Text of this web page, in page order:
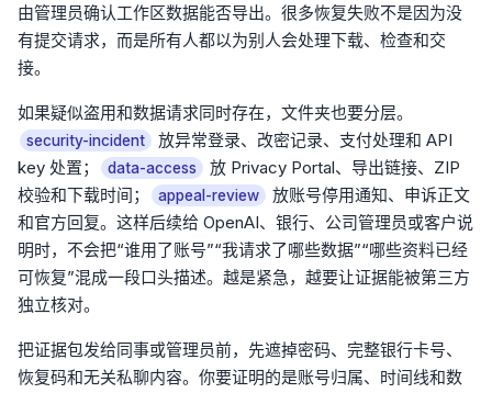
由管理员确认工作区数据能否导出。很多恢复失败不是因为没
有提交请求，而是所有人都以为别人会处理下载、检查和交
接。
如果疑似盗用和数据请求同时存在，文件夹也要分层。
security-incident
放异常登录、改密记录、支付处理和 API
key 处置；
data-access
放 Privacy Portal、导出链接、ZIP
校验和下载时间；
appeal-review
放账号停用通知、申诉正文
和官方回复。这样后续给 OpenAI、银行、公司管理员或客户说
明时，不会把“谁用了账号”“我请求了哪些数据”“哪些资料已经
可恢复”混成一段口头描述。越是紧急，越要让证据能被第三方
独立核对。
把证据包发给同事或管理员前，先遮掉密码、完整银行卡号、
恢复码和无关私聊内容。你要证明的是账号归属、时间线和数